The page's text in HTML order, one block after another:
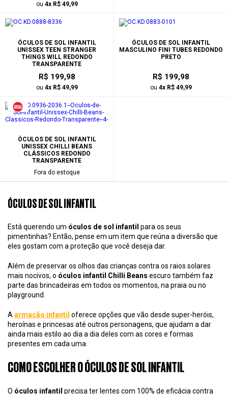
ou 4x R$ 49,99
ÓCULOS DE SOL INFANTIL
UNISSEX TEEN STRANGER
THINGS WILL REDONDO
TRANSPARENTE
R$ 199,98
ou 4x R$ 49,99
ÓCULOS DE SOL INFANTIL
MASCULINO FINI TUBES REDONDO
PRETO
R$ 199,98
ou 4x R$ 49,99
ÓCULOS DE SOL INFANTIL
UNISSEX CHILLI BEANS
CLÁSSICOS REDONDO
TRANSPARENTE
Fora do estoque
ÓCULOS DE SOL INFANTIL
Está querendo um óculos de sol infantil para os seus
pimentinhas? Então, pense em um item que reúna a diversão que
eles gostam com a proteção que você deseja dar.
Além de preservar os olhos das crianças contra os raios solares
mais nocivos, o óculos infantil Chilli Beans escuro também faz
parte das brincadeiras em todos os momentos, na praia ou no
playground.
A armação infantil oferece opções que vão desde super-heróis,
heroínas e princesas até outros personagens, que ajudam a dar
ainda mais estilo ao dia a dia deles com as cores e formas
presentes em cada uma.
COMO ESCOLHER O ÓCULOS DE SOL INFANTIL
O óculos infantil precisa ter lentes com 100% de eficácia contra